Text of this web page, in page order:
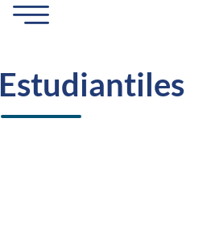
Estudiantiles